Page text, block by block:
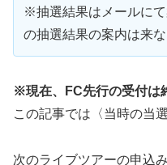
※抽選結果はメールに
の抽選結果の案内は来な
※現在、FC先行の受付は
この記事では〈当時の当
次のライブツアーの申込